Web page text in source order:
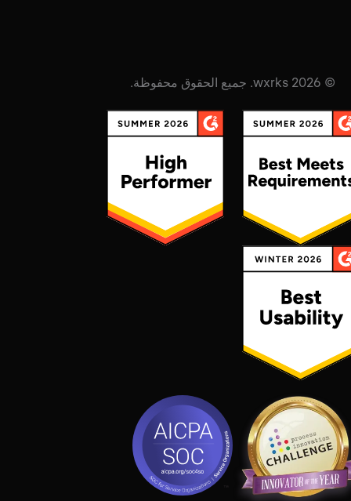
© 2026 wxrks. جميع الحقوق محفوظة.